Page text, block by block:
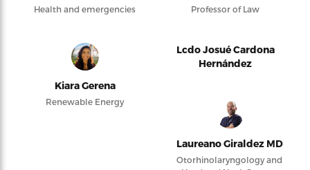
Health and emergencies Professor of Law
Kiara Gerena
Renewable Energy
Lcdo Josué Cardona
Hernández
Laureano Giraldez MD
Otorhinolaryngology and